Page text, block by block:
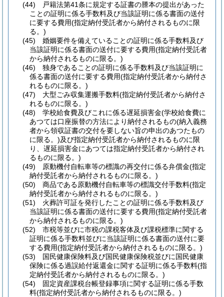
(44)
戸籍法第41条に規定する証書の謄本の提出があった
ことの証明に係る手数料及び当該証明に係る書面の送付
に要する費用(指定納付受託者から納付されるものに限
る。)
(45)
婚姻要件を備えていることの証明に係る手数料及び
当該証明に係る書面の送付に要する費用(指定納付受託者
から納付されるものに限る。)
(46)
独身であることの証明に係る手数料及び当該証明に
係る書面の送付に要する費用(指定納付受託者から納付さ
れるものに限る。)
(47)
大型ごみ収集運搬手数料(指定納付受託者から納付さ
れるものに限る。)
(48)
学校給食費及びこれに係る遅延損害金(学校給食費に
あつては口座振替の方法により納付されるもの(納入義務
者から領収証書の交付を要しない旨の申出のあつたもの
に限る。)及び指定納付受託者から納付されるものに限
り、遅延損害金にあつては指定納付受託者から納付され
るものに限る。)
(49)
原動機付自転車等の標識の再交付に係る弁償金(指定
納付受託者から納付されるものに限る。)
(50)
商品である原動機付自転車等の標識交付手数料(指定
納付受託者から納付されるものに限る。)
(51)
火葬許可証を発行したことの証明に係る手数料及び
当該証明に係る書面の送付に要する費用(指定納付受託者
から納付されるものに限る。)
(52)
市税等並びに市税の課税客体及び課税標準に関する
証明に係る手数料並びに当該証明に係る書面の送付に要
する費用(指定納付受託者から納付されるものに限る。)
(53)
国民健康保険料及び国民健康保険税並びに国民健康
保険に係る過誤給付返還金に関する証明に係る手数料(指
定納付受託者から納付されるものに限る。)
(54)
固定資産課税台帳登録事項に関する証明に係る手数
料(指定納付受託者から納付されるものに限る。)